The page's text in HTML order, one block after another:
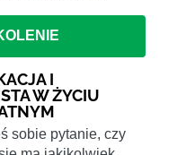
I
W ŻYCIU
sobie pytanie, czy